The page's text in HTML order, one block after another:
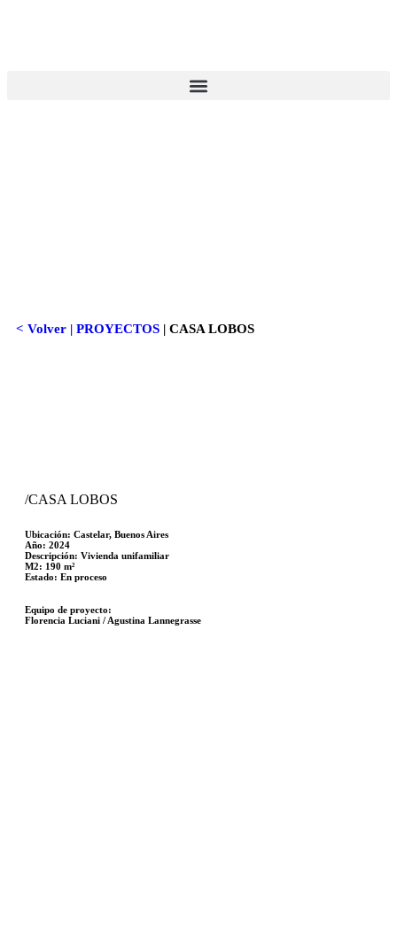
< Volver | PROYECTOS | CASA LOBOS
/CASA LOBOS
Ubicación: Castelar, Buenos Aires
Año: 2024
Descripción: Vivienda unifamiliar
M2: 190 m²
Estado: En proceso
Equipo de proyecto:
Florencia Luciani / Agustina Lannegrasse